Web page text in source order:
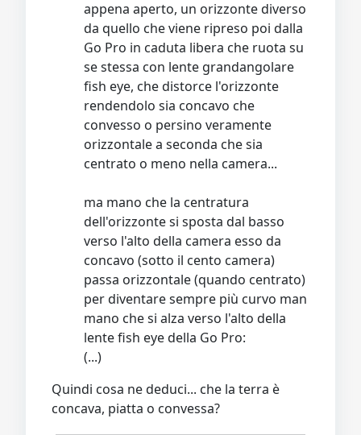
appena aperto, un orizzonte diverso
da quello che viene ripreso poi dalla
Go Pro in caduta libera che ruota su
se stessa con lente grandangolare
fish eye, che distorce l'orizzonte
rendendolo sia concavo che
convesso o persino veramente
orizzontale a seconda che sia
centrato o meno nella camera...
ma mano che la centratura
dell'orizzonte si sposta dal basso
verso l'alto della camera esso da
concavo (sotto il cento camera)
passa orizzontale (quando centrato)
per diventare sempre più curvo man
mano che si alza verso l'alto della
lente fish eye della Go Pro:
(...)
Quindi cosa ne deduci... che la terra è
concava, piatta o convessa?